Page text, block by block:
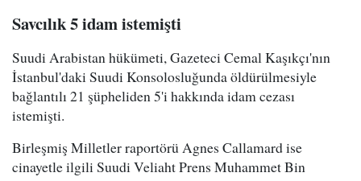
Savcılık 5 idam istemişti
Suudi Arabistan hükümeti, Gazeteci Cemal Kaşıkçı'nın
İstanbul'daki Suudi Konsolosluğunda öldürülmesiyle
bağlantılı 21 şüpheliden 5'i hakkında idam cezası
istemişti.
Birleşmiş Milletler raportörü Agnes Callamard ise
cinayetle ilgili Suudi Veliaht Prens Muhammet Bin